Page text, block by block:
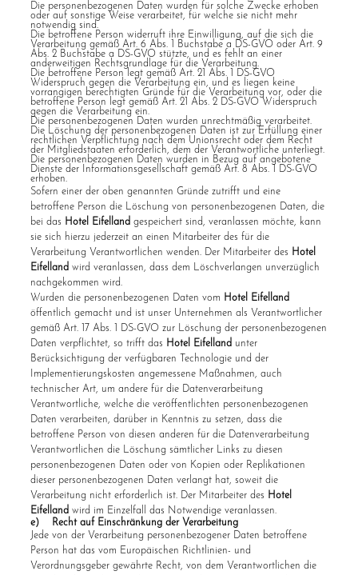
Die personenbezogenen Daten wurden für solche Zwecke erhoben
oder auf sonstige Weise verarbeitet, für welche sie nicht mehr
notwendig sind.
Die betroffene Person widerruft ihre Einwilligung, auf die sich die
Verarbeitung gemäß Art. 6 Abs. 1 Buchstabe a DS-GVO oder Art. 9
Abs. 2 Buchstabe a DS-GVO stützte, und es fehlt an einer
anderweitigen Rechtsgrundlage für die Verarbeitung.
Die betroffene Person legt gemäß Art. 21 Abs. 1 DS-GVO
Widerspruch gegen die Verarbeitung ein, und es liegen keine
vorrangigen berechtigten Gründe für die Verarbeitung vor, oder die
betroffene Person legt gemäß Art. 21 Abs. 2 DS-GVO Widerspruch
gegen die Verarbeitung ein.
Die personenbezogenen Daten wurden unrechtmäßig verarbeitet.
Die Löschung der personenbezogenen Daten ist zur Erfüllung einer
rechtlichen Verpflichtung nach dem Unionsrecht oder dem Recht
der Mitgliedstaaten erforderlich, dem der Verantwortliche unterliegt.
Die personenbezogenen Daten wurden in Bezug auf angebotene
Dienste der Informationsgesellschaft gemäß Art. 8 Abs. 1 DS-GVO
erhoben.
Sofern einer der oben genannten Gründe zutrifft und eine
betroffene Person die Löschung von personenbezogenen Daten, die
bei das Hotel Eifelland gespeichert sind, veranlassen möchte, kann
sie sich hierzu jederzeit an einen Mitarbeiter des für die
Verarbeitung Verantwortlichen wenden. Der Mitarbeiter des Hotel
Eifelland wird veranlassen, dass dem Löschverlangen unverzüglich
nachgekommen wird.
Wurden die personenbezogenen Daten vom Hotel Eifelland
öffentlich gemacht und ist unser Unternehmen als Verantwortlicher
gemäß Art. 17 Abs. 1 DS-GVO zur Löschung der personenbezogenen
Daten verpflichtet, so trifft das Hotel Eifelland unter
Berücksichtigung der verfügbaren Technologie und der
Implementierungskosten angemessene Maßnahmen, auch
technischer Art, um andere für die Datenverarbeitung
Verantwortliche, welche die veröffentlichten personenbezogenen
Daten verarbeiten, darüber in Kenntnis zu setzen, dass die
betroffene Person von diesen anderen für die Datenverarbeitung
Verantwortlichen die Löschung sämtlicher Links zu diesen
personenbezogenen Daten oder von Kopien oder Replikationen
dieser personenbezogenen Daten verlangt hat, soweit die
Verarbeitung nicht erforderlich ist. Der Mitarbeiter des Hotel
Eifelland wird im Einzelfall das Notwendige veranlassen.
e) Recht auf Einschränkung der Verarbeitung
Jede von der Verarbeitung personenbezogener Daten betroffene
Person hat das vom Europäischen Richtlinien- und
Verordnungsgeber gewährte Recht, von dem Verantwortlichen die